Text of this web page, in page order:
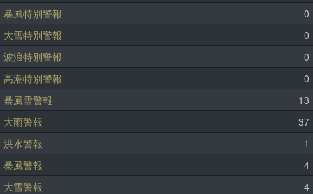
暴風特別警報
0
大雪特別警報
0
波浪特別警報
0
高潮特別警報
0
暴風雪警報
13
大雨警報
37
洪水警報
1
暴風警報
4
大雪警報
4